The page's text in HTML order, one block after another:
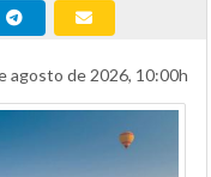
agosto de 2026, 10:00h